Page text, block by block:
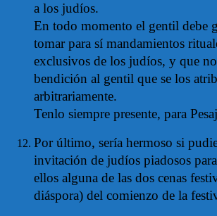
a los judíos.
En todo momento el gentil debe
tomar para sí mandamientos
exclusivos de los judíos, y que
bendición al gentil que se los
arbitrariamente.
Tenlo siempre presente, para
Por último, sería hermoso si
invitación de judíos piadosos
ellos alguna de las dos cenas
diáspora) del comienzo de la